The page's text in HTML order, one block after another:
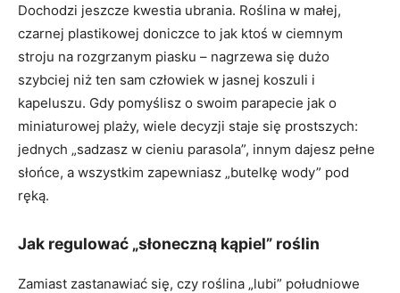
Dochodzi jeszcze kwestia ubrania. Roślina w małej,
czarnej plastikowej doniczce to jak ktoś w ciemnym
stroju na rozgrzanym piasku – nagrzewa się dużo
szybciej niż ten sam człowiek w jasnej koszuli i
kapeluszu. Gdy pomyślisz o swoim parapecie jak o
miniaturowej plaży, wiele decyzji staje się prostszych:
jednych „sadzasz w cieniu parasola”, innym dajesz pełne
słońce, a wszystkim zapewniasz „butelkę wody” pod
ręką.
Jak regulować „słoneczną kąpiel” roślin
Zamiast zastanawiać się, czy roślina „lubi” południowe